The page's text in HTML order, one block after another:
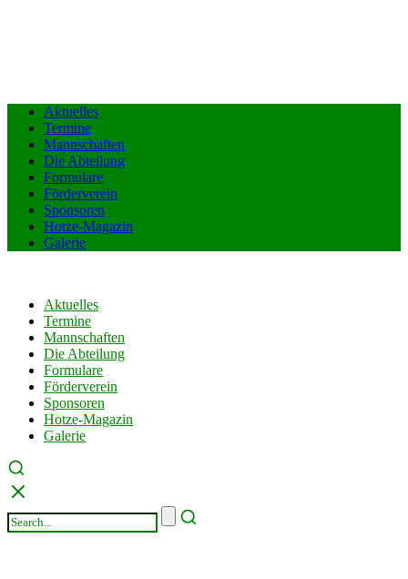
Aktuelles
Termine
Mannschaften
Die Abteilung
Formulare
Förderverein
Sponsoren
Hotze-Magazin
Galerie
Aktuelles
Termine
Mannschaften
Die Abteilung
Formulare
Förderverein
Sponsoren
Hotze-Magazin
Galerie